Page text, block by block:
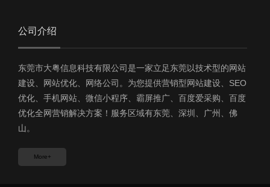
公司介绍
东莞市大粤信息科技有限公司是一家立足东莞以技术型的网站
建设、网站优化、网络公司。为您提供营销型网站建设、SEO
优化、手机网站、微信小程序、霸屏推广、百度爱采购、百度
优化全网营销解决方案！服务区域有东莞、深圳、广州、佛
山。
More+